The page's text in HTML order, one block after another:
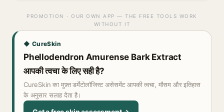
PROMOTION · OUR OWN APP — THE FREE TOOLS WORK
WITHOUT IT
◆ CureSkin
Phellodendron Amurense Bark Extract
आपकी त्वचा के लिए सही है?
CureSkin का मुफ़्त डर्मेटोलॉजिस्ट असेसमेंट आपकी त्वचा, मौसम और इतिहास
के अनुसार सलाह देता है।